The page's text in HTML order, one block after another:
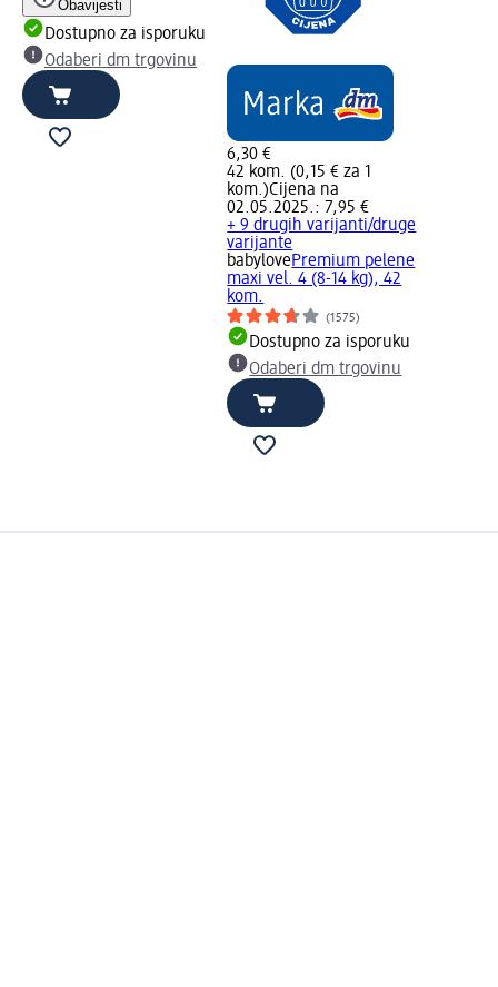
Obavijesti
Dostupno za isporuku
Odaberi dm trgovinu
6,30 €
42 kom. (0,15 € za 1
kom.)Cijena na
02.05.2025.: 7,95 €
+ 9 drugih varijanti/druge
varijante
babylovePremium pelene
maxi vel. 4 (8-14 kg), 42
kom.
(1575)
Dostupno za isporuku
Odaberi dm trgovinu